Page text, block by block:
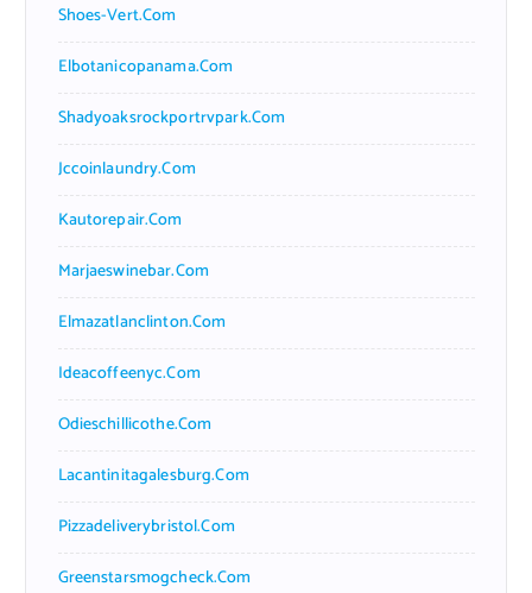
Shoes-Vert.com
Elbotanicopanama.com
Shadyoaksrockportrvpark.com
Jccoinlaundry.com
Kautorepair.com
Marjaeswinebar.com
Elmazatlanclinton.com
Ideacoffeenyc.com
Odieschillicothe.com
Lacantinitagalesburg.com
Pizzadeliverybristol.com
Greenstarsmogcheck.com